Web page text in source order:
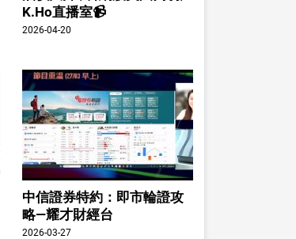
K.Ho直播室📹
2026-04-20
中信證券特約：即市輪證攻
略—耀才財經台
2026-03-27